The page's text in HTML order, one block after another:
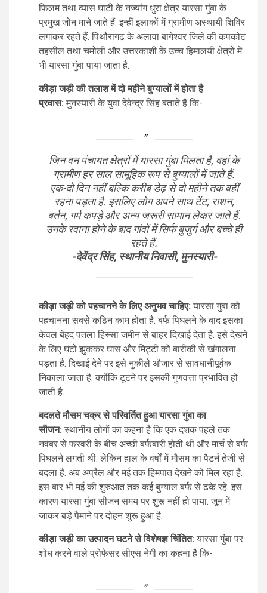
फिलम तथा व्यास घाटी के नज्यांग धुरा क्षेत्र यारसा गुंबा के
प्रमुख जोन माने जाते हैं. इन्हीं इलाकों में ग्रामीण अस्थायी शिविर
लगाकर रहते हैं. पिथौरागढ़ के अलावा बागेश्वर जिले की कपकोट
तहसील तथा चमोली और उत्तरकाशी के उच्च हिमालयी क्षेत्रों में
भी यारसा गुंबा पाया जाता है.
कीड़ा जड़ी की तलाश में दो महीने बुग्यालों में होता है
प्रवास: मुनस्यारी के युवा देवेन्द्र सिंह बताते हैं कि-
जिन वन पंचायत क्षेत्रों में यारसा गुंबा मिलता है, वहां के
ग्रामीण हर साल सामूहिक रूप से बुग्यालों में जाते हैं.
एक-दो दिन नहीं बल्कि करीब डेढ़ से दो महीने तक वहीं
रहना पड़ता है. इसलिए लोग अपने साथ टेंट, राशन,
बर्तन, गर्म कपड़े और अन्य जरूरी सामान लेकर जाते हैं.
उनके रवाना होने के बाद गांवों में सिर्फ बुजुर्ग और बच्चे ही
रहते हैं.
-देवेंद्र सिंह, स्थानीय निवासी, मुनस्यारी-
कीड़ा जड़ी को पहचानने के लिए अनुभव चाहिए: यारसा गुंबा को
पहचानना सबसे कठिन काम होता है. बर्फ पिघलने के बाद इसका
केवल बेहद पतला हिस्सा जमीन से बाहर दिखाई देता है. इसे देखने
के लिए घंटों झुककर घास और मिट्टी को बारीकी से खंगालना
पड़ता है. दिखाई देने पर इसे नुकीले औजार से सावधानीपूर्वक
निकाला जाता है. क्योंकि टूटने पर इसकी गुणवत्ता प्रभावित हो
जाती है.
बदलते मौसम चक्र से परिवर्तित हुआ यारसा गुंबा का
सीजन: स्थानीय लोगों का कहना है कि एक दशक पहले तक
नवंबर से फरवरी के बीच अच्छी बर्फबारी होती थी और मार्च से बर्फ
पिघलने लगती थी. लेकिन हाल के वर्षों में मौसम का पैटर्न तेजी से
बदला है. अब अप्रैल और मई तक हिमपात देखने को मिल रहा है.
इस बार भी मई की शुरुआत तक कई बुग्याल बर्फ से ढके रहे. इस
कारण यारसा गुंबा सीजन समय पर शुरू नहीं हो पाया. जून में
जाकर बड़े पैमाने पर दोहन शुरू हुआ है.
कीड़ा जड़ी का उत्पादन घटने से विशेषज्ञ चिंतित: यारसा गुंबा पर
शोध करने वाले प्रोफेसर सीएस नेगी का कहना है कि-